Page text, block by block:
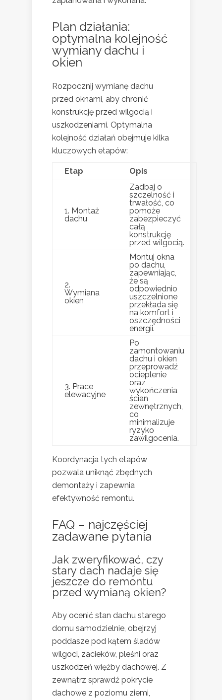
Plan działania:
optymalna kolejność
wymiany dachu i
okien
Rozpocznij wymianę dachu
przed oknami, aby chronić
konstrukcję przed wilgocią i
uszkodzeniami. Optymalna
kolejność działań obejmuje kilka
kluczowych etapów:
Etap Opis
1. Montaż
dachu
Zadbaj o
szczelność i
trwałość, co
pomoże
zabezpieczyć
całą
konstrukcję
przed wilgocią.
2.
Wymiana
okien
Montuj okna
po dachu,
zapewniając,
że są
odpowiednio
uszczelnione
przekłada się
na komfort i
oszczędności
energii.
3. Prace
elewacyjne
Po
zamontowaniu
dachu i okien
przeprowadź
ocieplenie
oraz
wykończenia
ścian
zewnętrznych,
co
minimalizuje
ryzyko
zawilgocenia.
Koordynacja tych etapów
pozwala uniknąć zbędnych
demontaży i zapewnia
efektywność remontu.
FAQ – najczęściej
zadawane pytania
Jak zweryfikować, czy
stary dach nadaje się
jeszcze do remontu
przed wymianą okien?
Aby ocenić stan dachu starego
domu samodzielnie, obejrzyj
poddasze pod kątem śladów
wilgoci, zacieków, pleśni oraz
uszkodzeń więźby dachowej. Z
zewnątrz sprawdź pokrycie
dachowe z poziomu ziemi,